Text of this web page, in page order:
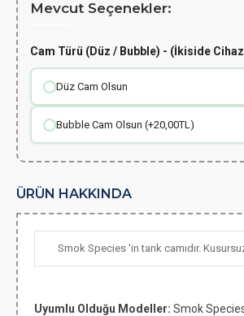
Mevcut Seçenekler:
Cam Türü (Düz / Bubble) - (İkiside
Düz Cam Olsun
Bubble Cam Olsun (+20,00TL)
ÜRÜN HAKKINDA
Smok Species 'in tank camıdır.
Uyumlu Olduğu Modeller: Smok